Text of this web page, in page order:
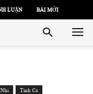
LUẬN BÀI MỚI
Tình Ca